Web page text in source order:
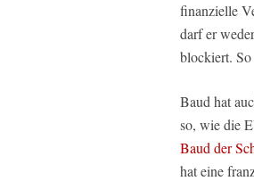
finanzielle
darf er
blockiert.
Baud hat
so, wie die
Baud der
hat eine